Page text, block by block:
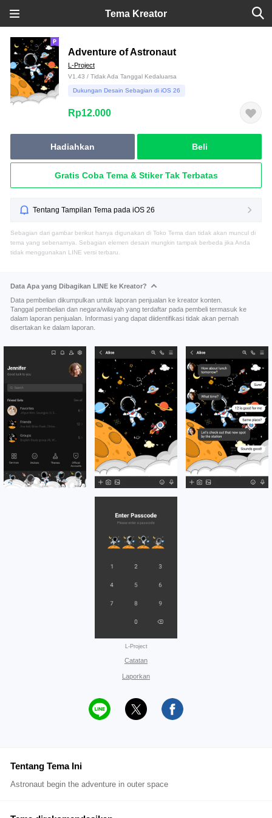
Tema Kreator
Adventure of Astronaut
L-Project
V1.43 / Tidak Ada Tanggal Kedaluarsa
Dukungan Desain Sebagian di iOS 26
Rp12.000
Hadiahkan Beli
Gratis Coba Tema & Stiker Tak Terbatas
Tentang Tampilan Tema pada iOS 26
Sebagian dari gambar berikut hanya digunakan di Toko Tema dan tidak akan muncul di
tema yang sebenarnya. Sebagian elemen desain mungkin tampak berbeda jika Anda
tidak menggunakan LINE versi terbaru.
Data Apa yang Dibagikan LINE ke Kreator?
Data pembelian dikumpulkan untuk laporan penjualan ke kreator konten.
Tanggal pembelian dan negara/wilayah yang terdaftar pada pembeli termasuk ke
dalam laporan penjualan. Informasi yang dapat diidentifikasi tidak akan pernah
disertakan ke dalam laporan.
L-Project
Catatan
Laporkan
Tentang Tema Ini
Astronaut begin the adventure in outer space